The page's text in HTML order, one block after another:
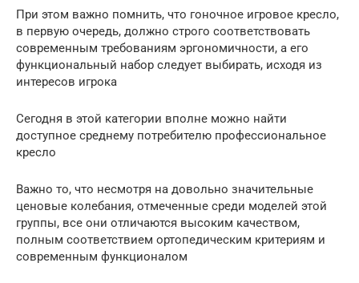
При этом важно помнить, что гоночное игровое кресло,
в первую очередь, должно строго соответствовать
современным требованиям эргономичности, а его
функциональный набор следует выбирать, исходя из
интересов игрока
Сегодня в этой категории вполне можно найти
доступное среднему потребителю профессиональное
кресло
Важно то, что несмотря на довольно значительные
ценовые колебания, отмеченные среди моделей этой
группы, все они отличаются высоким качеством,
полным соответствием ортопедическим критериям и
современным функционалом